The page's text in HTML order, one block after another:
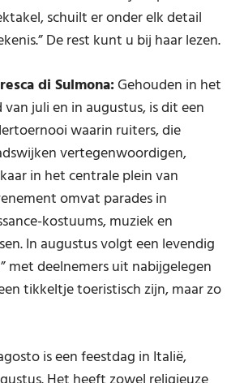
schuilt er onder elk detail
De rest kunt u bij haar lezen.
di Sulmona:Gehouden in het
juli en in augustus, is dit een
waarin ruiters, die
vertegenwoordigen,
in het centrale plein van
omvat parades in
kostuums, muziek en
In augustus volgt een levendig
met deelnemers uit nabijgelegen
tikkeltje toeristisch zijn, maar zo
is een feestdag in Italië,